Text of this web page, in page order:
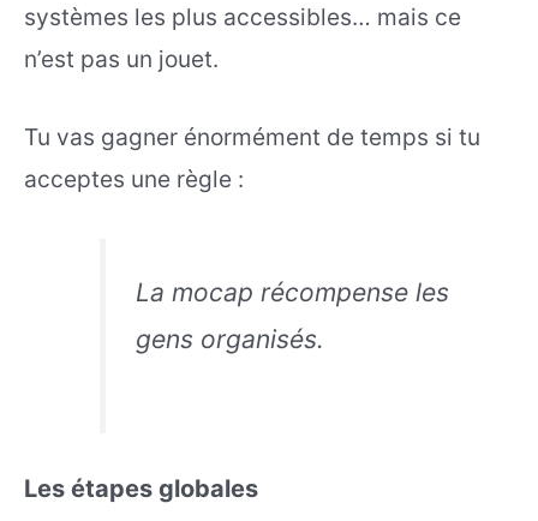
systèmes les plus accessibles… mais ce
n’est pas un jouet.
Tu vas gagner énormément de temps si tu
acceptes une règle :
La mocap récompense les
gens organisés.
Les étapes globales